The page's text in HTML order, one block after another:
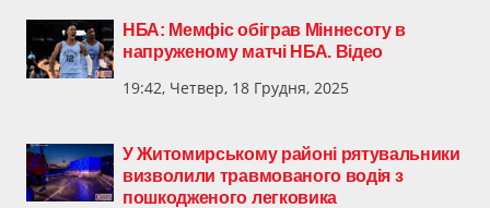
НБА: Мемфіс обіграв Міннесоту в
напруженому матчі НБА. Відео
19:42, Четвер, 18 Грудня, 2025
У Житомирському районі рятувальники
визволили травмованого водія з
пошкодженого легковика